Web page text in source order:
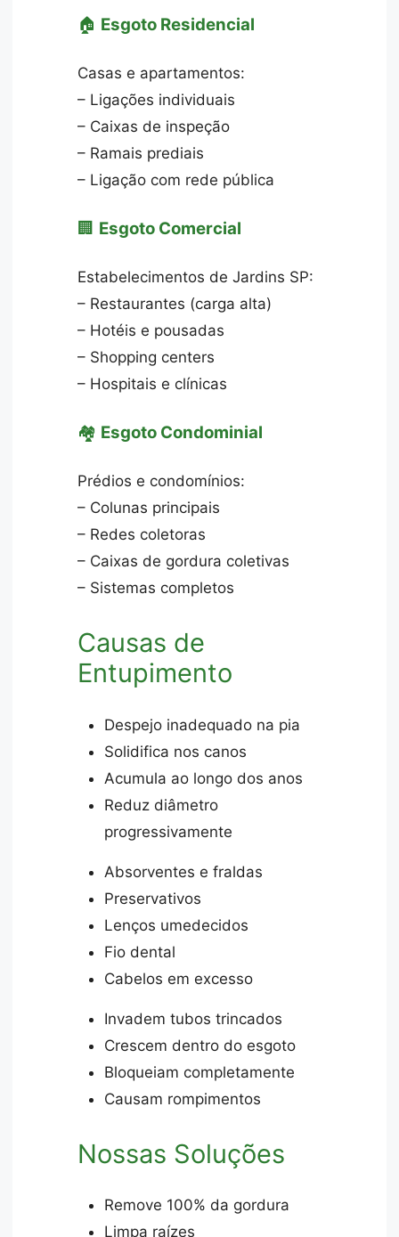
🏠 Esgoto Residencial
Casas e apartamentos:
– Ligações individuais
– Caixas de inspeção
– Ramais prediais
– Ligação com rede pública
🏢 Esgoto Comercial
Estabelecimentos de Jardins SP:
– Restaurantes (carga alta)
– Hotéis e pousadas
– Shopping centers
– Hospitais e clínicas
🏘️ Esgoto Condominial
Prédios e condomínios:
– Colunas principais
– Redes coletoras
– Caixas de gordura coletivas
– Sistemas completos
Causas de
Entupimento
Despejo inadequado na pia
Solidifica nos canos
Acumula ao longo dos anos
Reduz diâmetro
progressivamente
Absorventes e fraldas
Preservativos
Lenços umedecidos
Fio dental
Cabelos em excesso
Invadem tubos trincados
Crescem dentro do esgoto
Bloqueiam completamente
Causam rompimentos
Nossas Soluções
Remove 100% da gordura
Limpa raízes